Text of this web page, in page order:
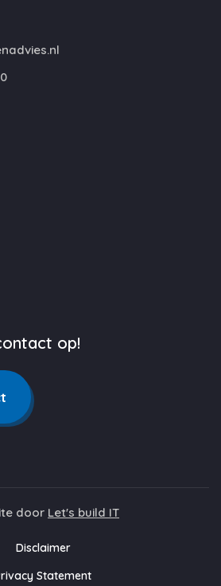
op!
door Let's build IT
Disclaimer
Statement